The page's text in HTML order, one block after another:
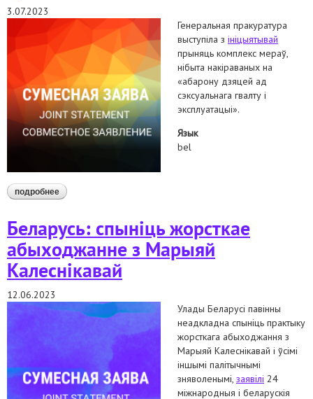
3.07.2023
Генеральная пракуратура
выступіла з ініцыятывай
прыняць комплекс мераў,
нібыта накіраваных на
«абарону дзяцей ад
сэксуальнага гвалту і
эксплуатацыі».
Язык
bel
подробнее о патрабуем прытрымлівацца міжнародных абавязкаў
беларусі ў сферы сэксуальных і рэпрадукцыйных правоў:
Беларусь: спыніць жорсткае
абыходжанне з Марыяй
Калеснікавай
12.06.2023
Улады Беларусі павінны
неадкладна спыніць практыку
жорсткага абыходжання з
Марыяй Калеснікавай і ўсімі
іншымі палітычнымі
зняволенымі, заявілі 24
міжнародныя і беларускія